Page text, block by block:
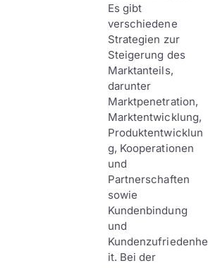
Es gibt
verschiedene
Strategien zur
Steigerung des
Marktanteils,
darunter
Marktpenetration,
Marktentwicklung,
Produktentwicklun
g, Kooperationen
und
Partnerschaften
sowie
Kundenbindung
und
Kundenzufriedenhe
it. Bei der